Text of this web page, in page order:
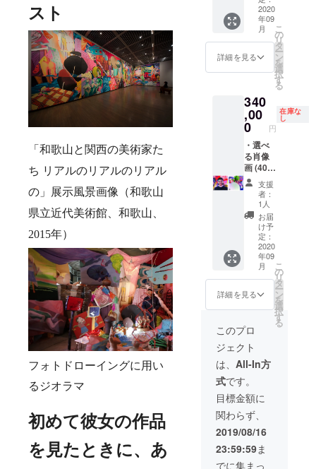
スト
「和歌山と関西の美術家た
ち リアルのリアルのリアル
の」展示風景画像（和歌山
県立近代美術館、和歌山、
2015年）
フォトドローイングに用い
るジオラマ
初めて彼女の作品
を見たときに、あ
でお送
りくだ
さい。
ayaitoa
yaito@
gmail.c
om ・サ
き作品
集 ・伊
藤彩か
らのお
礼メッ
セージ
メール
と次回
の展覧
会を
メール
でご案
内いた
しま
す。
イズの
価格を
ご支援
をいた
だけま
すと、
サイズ
も可能
です。
33×24
㎝ 4
号
111000
円
45×53
㎝ 10
号
191000
60×80
㎝ 25
号
271000
円
80×100
㎝ 40
号
341000
円 Aタ
イプとB
タイプ
からご
希望の
肖像画
をお選
びくだ
さい。
・Aタイ
プ 社
長室や
だき、
それを
もとに
肖像画
を制作
しま
す。作
メージ
などは
基本的
に伊藤
彩にお
まかせ
となり
ます。
こちら
は限定
１枚。
見ごた
えたっ
ぷりの
10号サ
イズ。
✻ 写真
をメー
ルでお
送りい
ただ
き、そ
れをも
とに肖
像画を
制作し
ます。
作品イ
メージ
などは
基本的
に伊藤
彩にお
の特別
企画と
して、
伊藤彩
があな
た、あ
なたの
方、
ペット
や思い
入れの
ある品
の肖像
画を描
きま
す。伊
藤彩は
今後、
さらに
有名に
なりま
す。
「アー
トは投
資とも
似てい
る」と
言う方
もいま
す。伊
藤彩に
肖像画
を描い
ても
らった
経験
は、将
来きっ
と、お
友達に
2020
年09
月
詳細を見る
こ
の
リ
タ
ー
ン
を
選
択
す
る
340
,00
0 円
在庫な
し
・選べ
る肖像
画 (40
号) 80㎝
×100㎝,
oil on
canvas
CAMPF
IRE限定
で特別
企画と
して、
伊藤彩
が、あ
なた、
あなた
の大切
な方、
ペッ
ト、思
い入れ
のある
品など
の肖像
画を描
きま
す。こ
ちらは
限定１
支援
者：
1人
お届
け予
定：
2020
年09
月
詳細を見る
こ
の
リ
タ
ー
ン
を
選
択
す
る
このプロ
ジェクト
は、 All-In方
式です。
目標金額に
関わらず、
2019/08/16
23:59:59ま
でに集まっ